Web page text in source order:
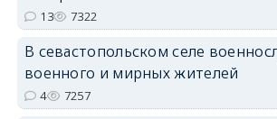
13 7322
В севастопольском селе
военного и мирных жителей
4 7257